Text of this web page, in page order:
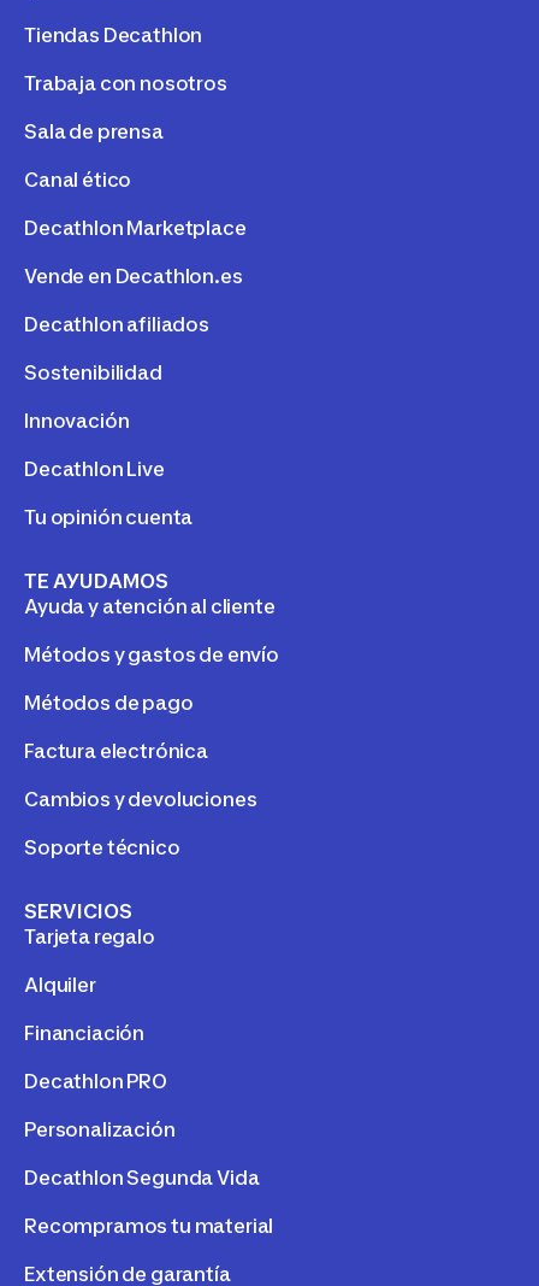
Tiendas Decathlon
Trabaja con nosotros
Sala de prensa
Canal ético
Decathlon Marketplace
Vende en Decathlon.es
Decathlon afiliados
Sostenibilidad
Innovación
Decathlon Live
Tu opinión cuenta
TE AYUDAMOS
Ayuda y atención al cliente
Métodos y gastos de envío
Métodos de pago
Factura electrónica
Cambios y devoluciones
Soporte técnico
SERVICIOS
Tarjeta regalo
Alquiler
Financiación
Decathlon PRO
Personalización
Decathlon Segunda Vida
Recompramos tu material
Extensión de garantía